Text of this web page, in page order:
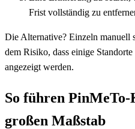
Frist vollständig zu
Die Alternative? Einzeln manuell
dem Risiko, dass einige
angezeigt werden.
So führen PinMeTo-
großen Maßstab